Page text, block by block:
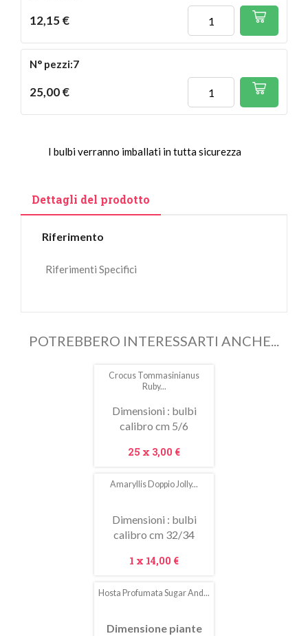
12,15 €
N° pezzi:7
25,00 €
I bulbi verranno imballati in tutta sicurezza
Dettagli del prodotto
Riferimento
Riferimenti Specifici
POTREBBERO INTERESSARTI ANCHE...
Crocus Tommasinianus
Ruby...
Dimensioni : bulbi
calibro cm 5/6
Prezzo
25 x 3,00 €
Amaryllis Doppio Jolly...
Dimensioni : bulbi
calibro cm 32/34
Prezzo
1 x 14,00 €
Hosta Profumata Sugar And...
Dimensione piante